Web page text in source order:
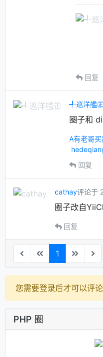
回复
╃巡洋艦
圈子和
A有老哥
回复
cathay评论于
圈子改自
回复
1
您需要登录后才可以评论
PHP 圈